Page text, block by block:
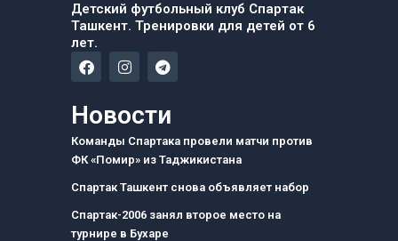
Детский футбольный клуб Спартак
Ташкент. Тренировки для детей от 6
лет.
F
a
e
b
o
k
I
n
a
g
r
a
m
T
e
g
a
m
Новости
Команды Спартака провели матчи против
ФК «Помир» из Таджикистана
Спартак Ташкент снова объявляет набор
Спартак-2006 занял второе место на
турнире в Бухаре